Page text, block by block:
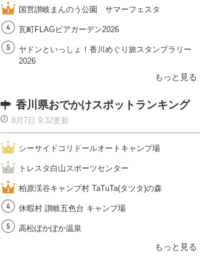
国営讃岐まんのう公園 サマーフェスタ
瓦町FLAGビアガーデン2026
ヤドンといっしょ！香川めぐり旅スタンプラリー
2026
もっと見る
香川県おでかけスポットランキング
8月7日 9:32更新
シーサイドコリドールオートキャンプ場
トレスタ白山スポーツセンター
柏原渓谷キャンプ村 TaTuTa(タツタ)の森
休暇村 讃岐五色台 キャンプ場
高松ぽかぽか温泉
もっと見る